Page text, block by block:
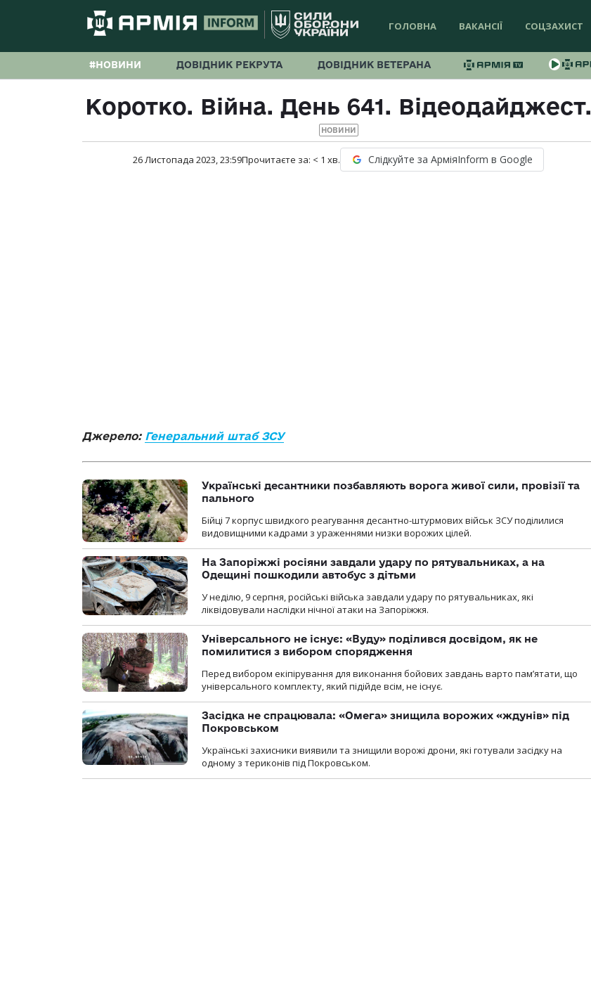
ГОЛОВНА ВАКАНСІЇ СОЦЗАХИСТ
#НОВИНИ ДОВІДНИК РЕКРУТА ДОВІДНИК ВЕТЕРАНА
Коротко. Війна. День 641. Відеодайджест.
НОВИНИ
26 Листопада 2023, 23:59Прочитаєте за: < 1 хв. Слідкуйте за АрміяInform в Google
Джерело: Генеральний штаб ЗСУ
Українські десантники позбавляють ворога живої сили, провізії та
пального
Бійці 7 корпус швидкого реагування десантно-штурмових військ ЗСУ поділилися
видовищними кадрами з ураженнями низки ворожих цілей.
На Запоріжжі росіяни завдали удару по рятувальниках, а на
Одещині пошкодили автобус з дітьми
У неділю, 9 серпня, російські війська завдали удару по рятувальниках, які
ліквідовували наслідки нічної атаки на Запоріжжя.
Універсального не існує: «Вуду» поділився досвідом, як не
помилитися з вибором спорядження
Перед вибором екіпірування для виконання бойових завдань варто пам’ятати, що
універсального комплекту, який підійде всім, не існує.
Засідка не спрацювала: «Омега» знищила ворожих «ждунів» під
Покровськом
Українські захисники виявили та знищили ворожі дрони, які готували засідку на
одному з териконів під Покровськом.